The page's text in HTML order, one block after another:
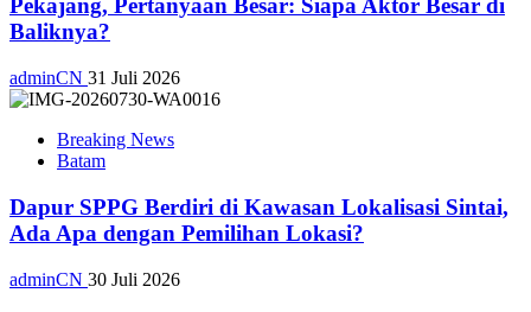
Pekajang, Pertanyaan Besar: Siapa Aktor Besar di
Baliknya?
adminCN 31 Juli 2026
Breaking News
Batam
Dapur SPPG Berdiri di Kawasan Lokalisasi Sintai,
Ada Apa dengan Pemilihan Lokasi?
adminCN 30 Juli 2026